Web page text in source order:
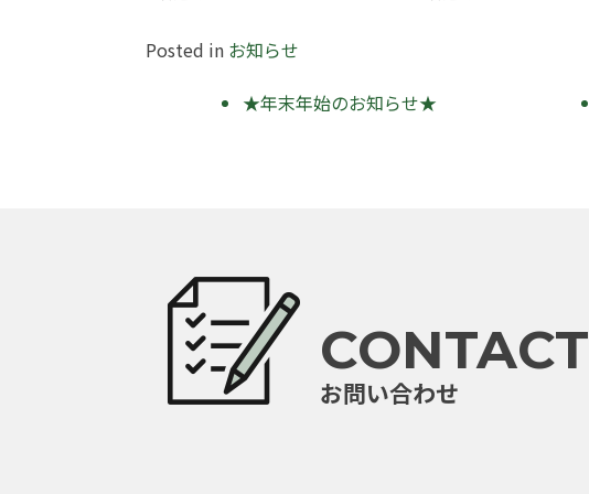
Posted in お知らせ
投
ゲ
ー
シ
ョ
★年末年始のお知らせ★
CONTACT
お問い合わせ